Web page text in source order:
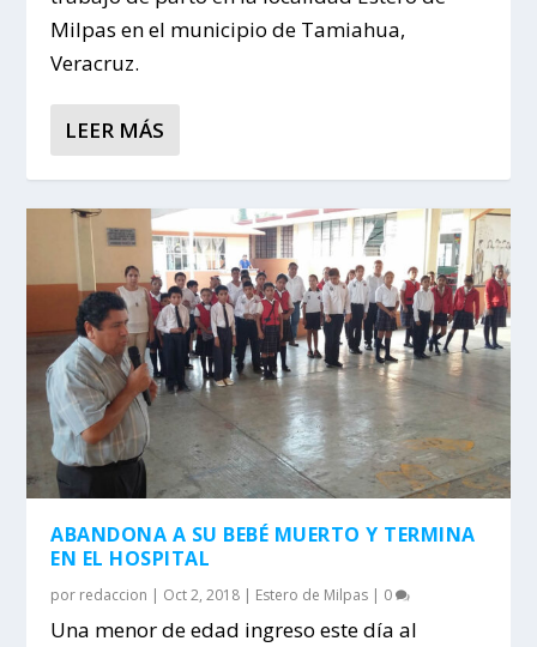
Milpas en el municipio de Tamiahua,
Veracruz.
LEER MÁS
ABANDONA A SU BEBÉ MUERTO Y TERMINA
EN EL HOSPITAL
por redaccion | Oct 2, 2018 | Estero de Milpas | 0
Una menor de edad ingreso este día al